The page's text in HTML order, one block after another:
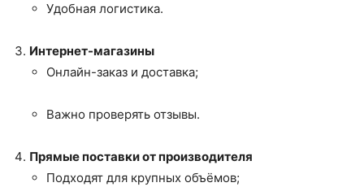
Удобная логистика.
Интернет-магазины
Онлайн-заказ и доставка;
Важно проверять отзывы.
Прямые поставки от производителя
Подходят для крупных объёмов;